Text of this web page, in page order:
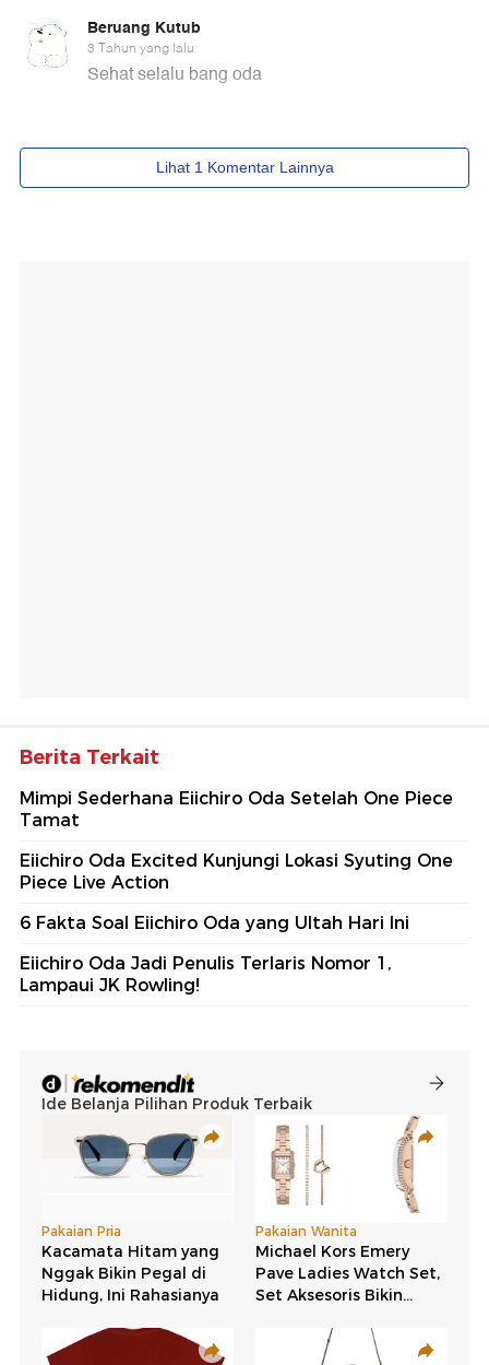
Berita Terkait
Mimpi Sederhana Eiichiro Oda Setelah One Piece
Tamat
Eiichiro Oda Excited Kunjungi Lokasi Syuting One
Piece Live Action
6 Fakta Soal Eiichiro Oda yang Ultah Hari Ini
Eiichiro Oda Jadi Penulis Terlaris Nomor 1,
Lampaui JK Rowling!